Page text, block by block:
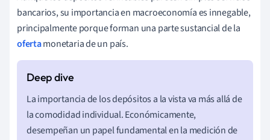
bancarios, su importancia en macroeconomía es innegable,
principalmente porque forman una parte sustancial de la
ofertamonetaria de un país.
La importancia de los depósitos a la vista va más allá de
la comodidad individual. Económicamente,
desempeñan un papel fundamental en la medición de